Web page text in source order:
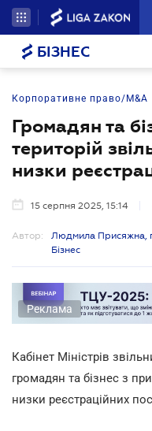
БІЗНЕС
Корпоративне право/M&A
Громадян та
територій
низки
15 серпня 2025, 15:14
Автор:
Людмила Присяжна,
Бізнес
Реклама
Кабінет Міністрів
громадян та бізнес з
низки реєстраційних